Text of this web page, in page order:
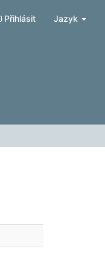
Přihlásit Jazyk